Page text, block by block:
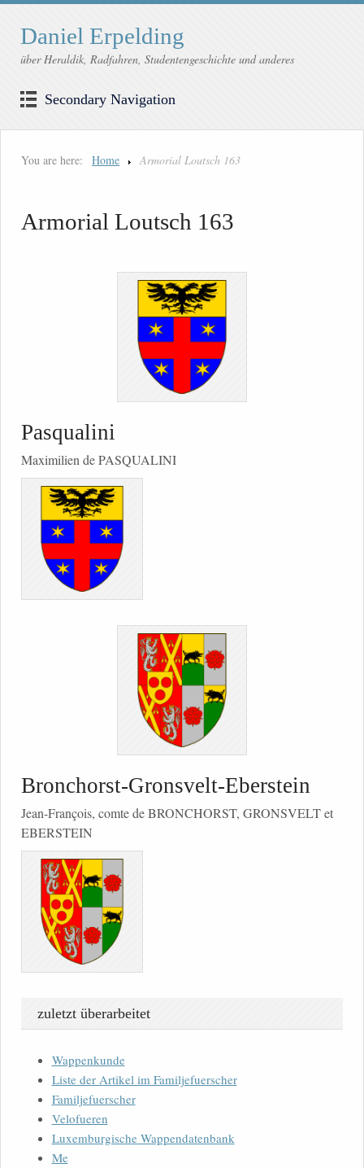
Daniel Erpelding
über Heraldik, Radfahren, Studentengeschichte und anderes
Secondary Navigation
You are here: Home Armorial Loutsch 163
Armorial Loutsch 163
Pasqualini
Maximilien de PASQUALINI
Bronchorst-Gronsvelt-Eberstein
Jean-François, comte de BRONCHORST, GRONSVELT et
EBERSTEIN
zuletzt überarbeitet
Wappenkunde
Liste der Artikel im Familjefuerscher
Familjefuerscher
Velofueren
Luxemburgische Wappendatenbank
Me